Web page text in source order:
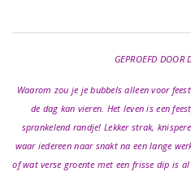
GEPROEFD DOOR
Waarom zou je je bubbels alleen voor
de dag kan vieren. Het leven is een
sprankelend randje! Lekker strak,
waar iedereen naar snakt na een lange
of wat verse groente met een frisse dip is